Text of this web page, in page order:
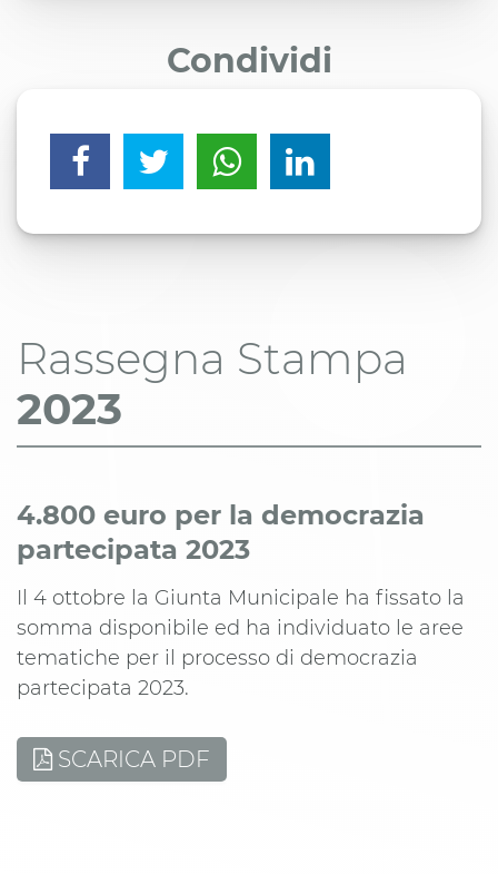
Condividi
Rassegna Stampa
2023
4.800 euro per la democrazia
partecipata 2023
Il 4 ottobre la Giunta Municipale ha fissato la
somma disponibile ed ha individuato le aree
tematiche per il processo di democrazia
partecipata 2023.
SCARICA PDF